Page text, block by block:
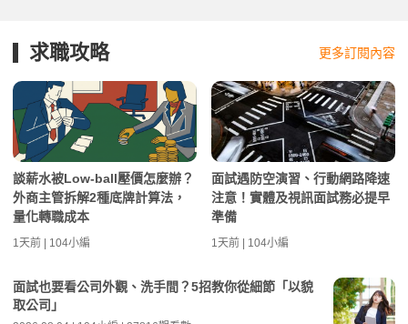
求職攻略 更多訂閱內容
談薪水被Low-ball壓價怎麼辦？
外商主管拆解2種底牌計算法，
量化轉職成本
1天前 | 104小編
面試遇防空演習、行動網路降速
注意！實體及視訊面試務必提早
準備
1天前 | 104小編
面試也要看公司外觀、洗手間？5招教你從細節「以貌
取公司」